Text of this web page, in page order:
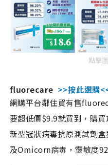
點擊
fluorecare >>按此選購
網購平台鄰住買有售
要超低價$9.9就買到，購
新型冠狀病毒抗原測試劑
及Omicorn病毒，靈敏度